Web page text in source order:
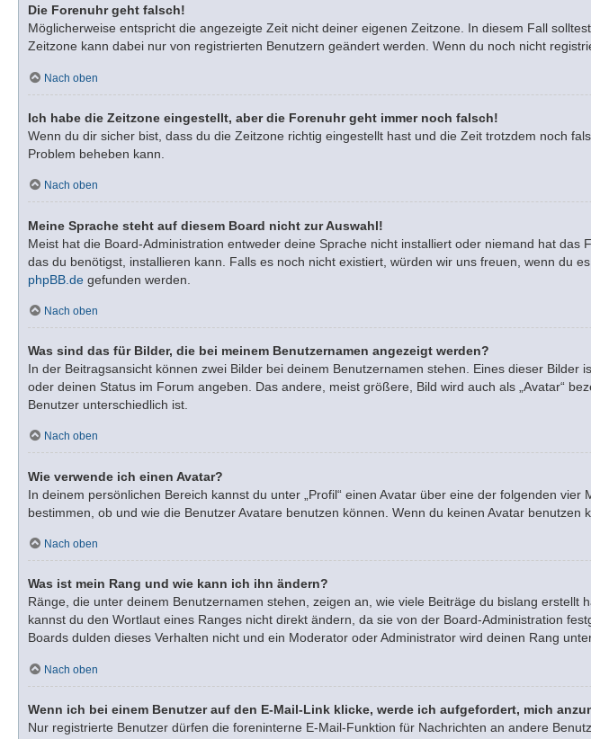
Die Forenuhr geht falsch!
Möglicherweise entspricht die angezeigte Zeit nicht deiner eigenen Zeitzone. In diesem Fall
Zeitzone kann dabei nur von registrierten Benutzern geändert werden. Wenn du noch nicht
Nach oben
Ich habe die Zeitzone eingestellt, aber die Forenuhr geht immer noch falsch!
Wenn du dir sicher bist, dass du die Zeitzone richtig eingestellt hast und die Zeit trotzdem noch
Problem beheben kann.
Nach oben
Meine Sprache steht auf diesem Board nicht zur Auswahl!
Meist hat die Board-Administration entweder deine Sprache nicht installiert oder niemand hat
das du benötigst, installieren kann. Falls es noch nicht existiert, würden wir uns freuen, wenn du
phpBB.de gefunden werden.
Nach oben
Was sind das für Bilder, die bei meinem Benutzernamen angezeigt werden?
In der Beitragsansicht können zwei Bilder bei deinem Benutzernamen stehen. Eines dieser
oder deinen Status im Forum angeben. Das andere, meist größere, Bild wird auch als „Avatar“
Benutzer unterschiedlich ist.
Nach oben
Wie verwende ich einen Avatar?
In deinem persönlichen Bereich kannst du unter „Profil“ einen Avatar über eine der folgenden
bestimmen, ob und wie die Benutzer Avatare benutzen können. Wenn du keinen Avatar benutzen
Nach oben
Was ist mein Rang und wie kann ich ihn ändern?
Ränge, die unter deinem Benutzernamen stehen, zeigen an, wie viele Beiträge du bislang
kannst du den Wortlaut eines Ranges nicht direkt ändern, da sie von der Board-Administration
Boards dulden dieses Verhalten nicht und ein Moderator oder Administrator wird deinen Rang
Nach oben
Wenn ich bei einem Benutzer auf den E-Mail-Link klicke, werde ich aufgefordert, mich
Nur registrierte Benutzer dürfen die foreninterne E-Mail-Funktion für Nachrichten an andere